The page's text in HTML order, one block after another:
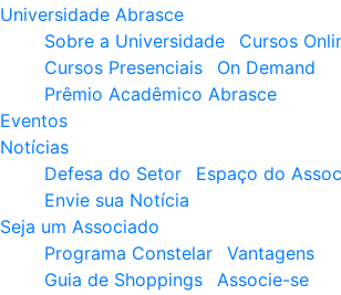
Universidade Abrasce
Sobre a Universidade
Cursos
Cursos Presenciais
On Demand
Prêmio Acadêmico Abrasce
Eventos
Notícias
Defesa do Setor
Espaço do
Envie sua Notícia
Seja um Associado
Programa Constelar
Vantagens
Guia de Shoppings
Associe-se